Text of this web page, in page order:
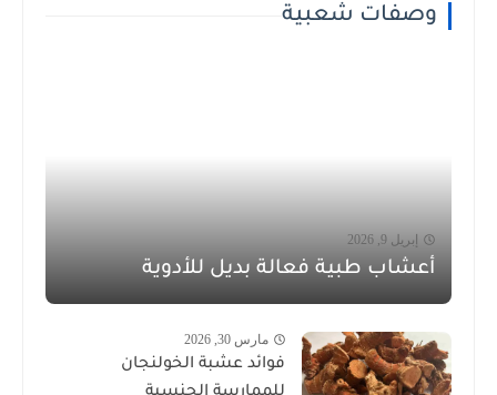
وصفات شعبية
إبريل 9, 2026
أعشاب طبية فعالة بديل للأدوية
مارس 30, 2026
فوائد عشبة الخولنجان